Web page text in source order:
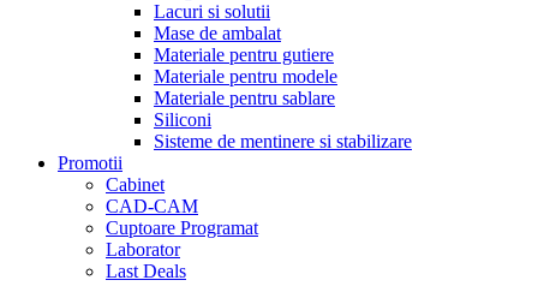
Lacuri si solutii
Mase de ambalat
Materiale pentru gutiere
Materiale pentru modele
Materiale pentru sablare
Siliconi
Sisteme de mentinere si stabilizare
Promotii
Cabinet
CAD-CAM
Cuptoare Programat
Laborator
Last Deals